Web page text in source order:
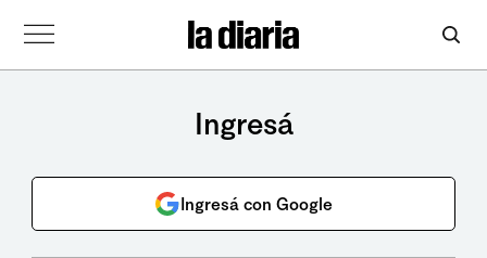
Ingresá
Ingresá con Google